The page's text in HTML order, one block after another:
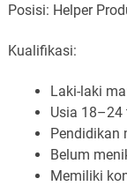
Posisi: Helper
Kualifikasi:
Laki-laki
Usia 18–24
Pendidikan
Belum
Memiliki